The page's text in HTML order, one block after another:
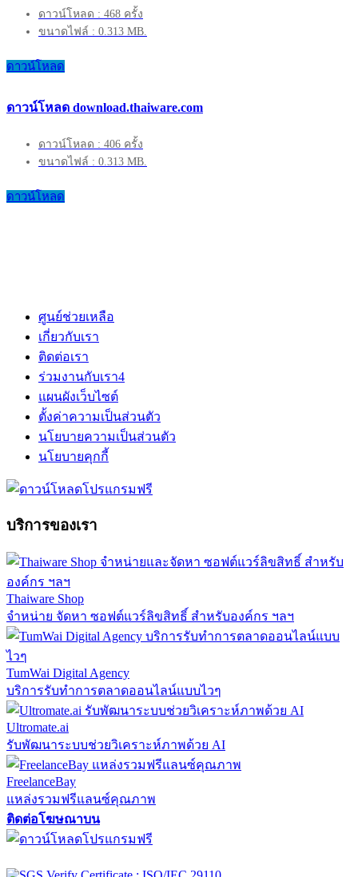
ดาวน์โหลด : 468 ครั้ง
ขนาดไฟล์ : 0.313 MB.
ดาวน์โหลด
ดาวน์โหลด download.thaiware.com
ดาวน์โหลด : 406 ครั้ง
ขนาดไฟล์ : 0.313 MB.
ดาวน์โหลด
ศูนย์ช่วยเหลือ
เกี่ยวกับเรา
ติดต่อเรา
ร่วมงานกับเรา4
แผนผังเว็บไซต์
ตั้งค่าความเป็นส่วนตัว
นโยบายความเป็นส่วนตัว
นโยบายคุกกี้
บริการของเรา
Thaiware Shop
จำหน่าย จัดหา ซอฟต์แวร์ลิขสิทธิ์ สำหรับองค์กร ฯลฯ
TumWai Digital Agency
บริการรับทำการตลาดออนไลน์แบบไวๆ
Ultromate.ai
รับพัฒนาระบบช่วยวิเคราะห์ภาพด้วย AI
FreelanceBay
แหล่งรวมฟรีแลนซ์คุณภาพ
ติดต่อโฆษณาบน